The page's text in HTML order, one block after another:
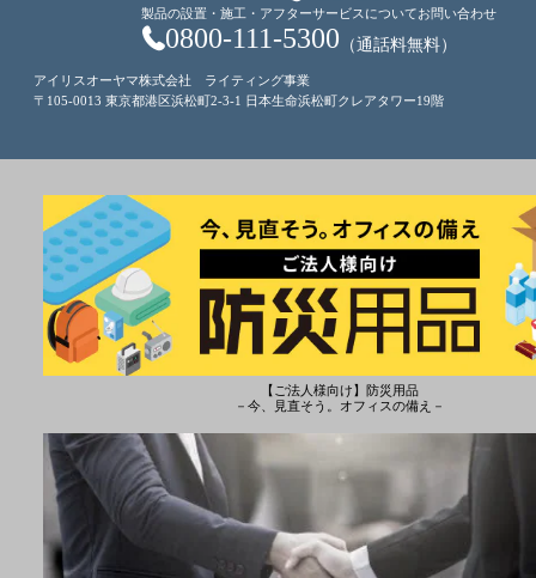
製品の設置・施工・アフターサービスについてお問い合わせ
0800-111-5300 （通話料無料）
アイリスオーヤマ株式会社 ライティング事業
〒105-0013 東京都港区浜松町2-3-1 日本生命浜松町クレアタワー19階
【ご法人様向け】防災用品
－今、見直そう。オフィスの備え－